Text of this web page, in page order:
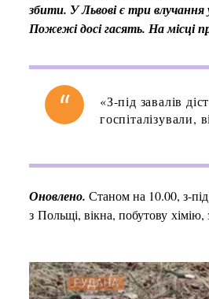
збити. У Львові є три влучання
Пожежі досі гасять. На місці
«З-під завалів
Оновлено. Станом на 10.00, з-
з Польщі, вікна, побутову